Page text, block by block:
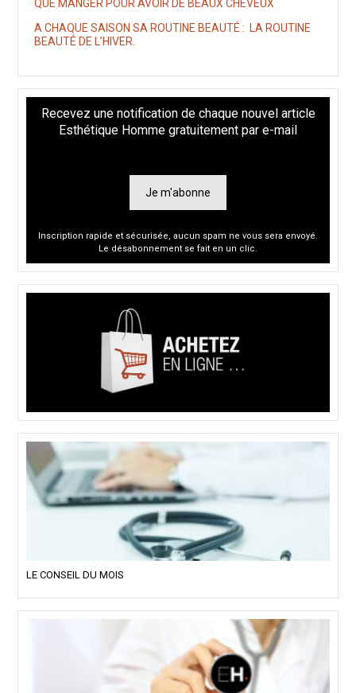
QUE MANGER POUR AVOIR DE BEAUX CHEVEUX
A CHAQUE SAISON SA ROUTINE BEAUTÉ : LA ROUTINE
BEAUTÉ DE L’HIVER.
Recevez une notification de chaque nouvel article
Esthétique Homme gratuitement par e-mail
Je m'abonne
Inscription rapide et sécurisée, aucun spam ne vous sera envoyé.
Le désabonnement se fait en un clic.
LE CONSEIL DU MOIS